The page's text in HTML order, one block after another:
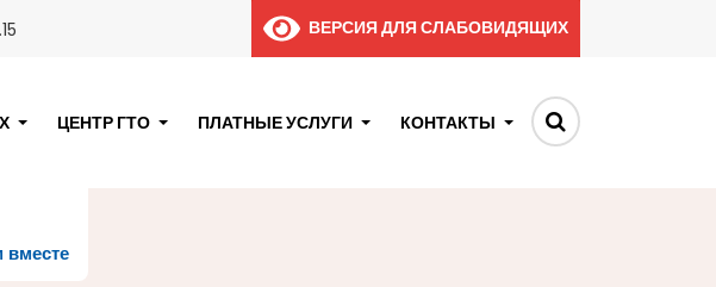
ВЕРСИЯ ДЛЯ СЛАБОВИДЯЩИХ
ЦЕНТР ГТО ПЛАТНЫЕ УСЛУГИ КОНТАКТЫ
вместе